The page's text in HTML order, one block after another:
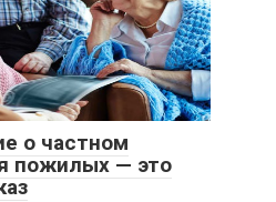
о частном
пожилых — это